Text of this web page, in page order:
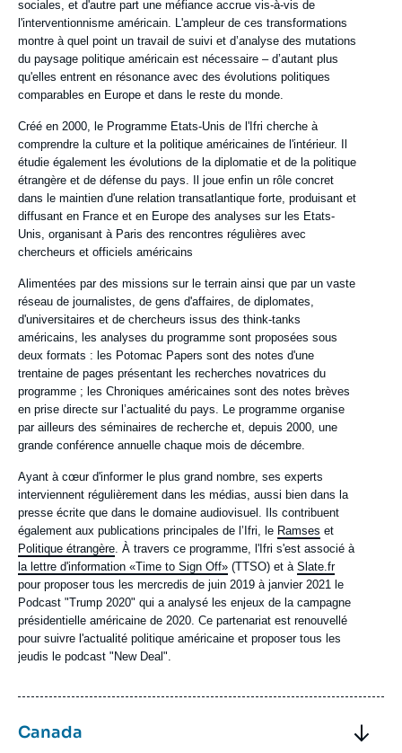
sociales, et d'autre part une méfiance accrue vis-à-vis de
l'interventionnisme américain. L'ampleur de ces transformations
montre à quel point un travail de suivi et d’analyse des mutations
du paysage politique américain est nécessaire – d’autant plus
qu'elles entrent en résonance avec des évolutions politiques
comparables en Europe et dans le reste du monde.
Créé en 2000, le Programme Etats-Unis de l'Ifri cherche à
comprendre la culture et la politique américaines de l'intérieur. Il
étudie également les évolutions de la diplomatie et de la politique
étrangère et de défense du pays. Il joue enfin un rôle concret
dans le maintien d'une relation transatlantique forte, produisant et
diffusant en France et en Europe des analyses sur les Etats-
Unis, organisant à Paris des rencontres régulières avec
chercheurs et officiels américains
Alimentées par des missions sur le terrain ainsi que par un vaste
réseau de journalistes, de gens d'affaires, de diplomates,
d'universitaires et de chercheurs issus des think-tanks
américains, les analyses du programme sont proposées sous
deux formats : les Potomac Papers sont des notes d'une
trentaine de pages présentant les recherches novatrices du
programme ; les Chroniques américaines sont des notes brèves
en prise directe sur l’actualité du pays. Le programme organise
par ailleurs des séminaires de recherche et, depuis 2000, une
grande conférence annuelle chaque mois de décembre.
Ayant à cœur d'informer le plus grand nombre, ses experts
interviennent régulièrement dans les médias, aussi bien dans la
presse écrite que dans le domaine audiovisuel. Ils contribuent
également aux publications principales de l’Ifri, le Ramses et
Politique étrangère. À travers ce programme, l'Ifri s'est associé à
la lettre d'information «Time to Sign Off» (TTSO) et à Slate.fr
pour proposer tous les mercredis de juin 2019 à janvier 2021 le
Podcast "Trump 2020" qui a analysé les enjeux de la campagne
présidentielle américaine de 2020. Ce partenariat est renouvellé
pour suivre l'actualité politique américaine et proposer tous les
jeudis le podcast "New Deal".
de
©
Titre
Canada